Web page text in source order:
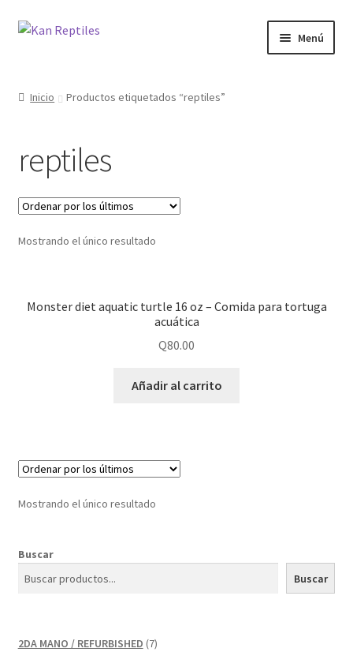
Ir
Ir
Menú
Blog
Inicio Productos etiquetados “reptiles”
reptiles
Mostrando el único resultado
Monster diet aquatic turtle 16 oz – Comida para tortuga
acuática
Q80.00
Añadir al carrito
Mostrando el único resultado
Buscar
Buscar
2DA MANO / REFURBISHED 77